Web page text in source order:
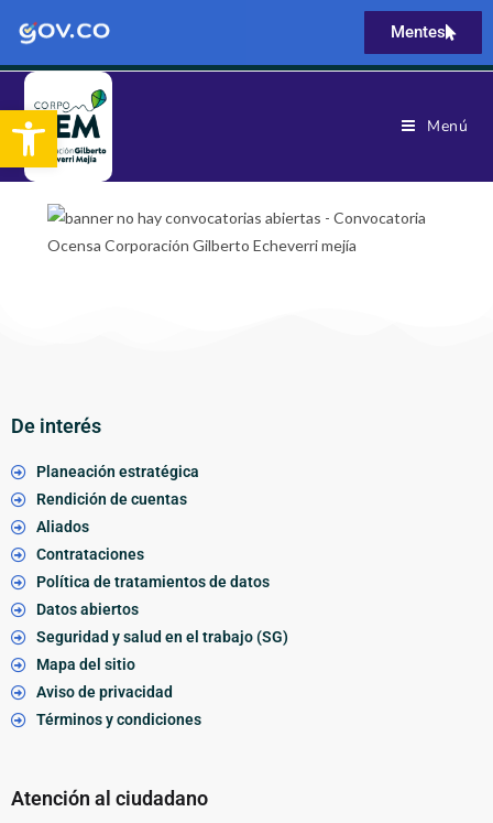
Abrir barra de herramientas
Mentes
Menú
De interés
Planeación estratégica
Rendición de cuentas
Aliados
Contrataciones
Política de tratamientos de datos
Datos abiertos
Seguridad y salud en el trabajo (SG)
Mapa del sitio
Aviso de privacidad
Términos y condiciones
Atención al ciudadano